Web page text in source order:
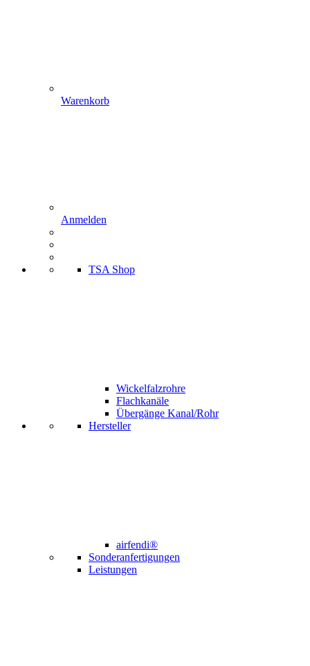
Warenkorb
Anmelden
TSA Shop
Wickelfalzrohre
Flachkanäle
Übergänge Kanal/Rohr
Hersteller
airfendi®
Sonderanfertigungen
Leistungen